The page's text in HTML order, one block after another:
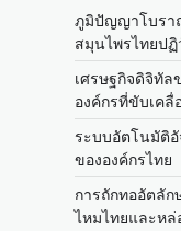
ภูมิปัญญาโบรา
สมุนไพรไทยป
เศรษฐกิจดิจิทัล
องค์กรที่ขับเคลื่
ระบบอัตโนมัติ
ขององค์กรไทย
การถักทออัตลั
ไหมไทยและหล่